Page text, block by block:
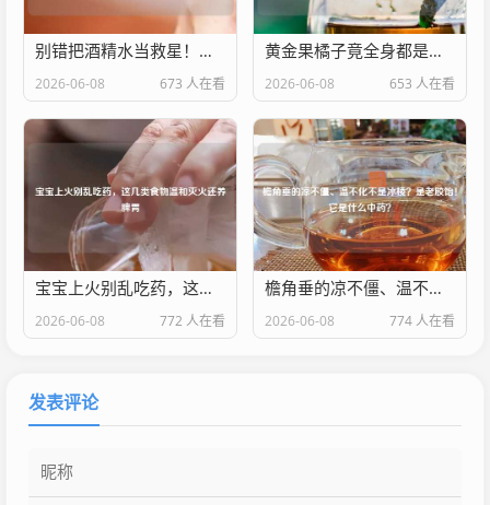
别错把酒精水当救星！真正控油缩毛孔不烂脸的收敛水，是这种肌肤调节器
2026-06-08 673 人在看
黄金果橘子竟全身都是宝！这6大功效不可不知
2026-06-08 653 人在看
宝宝上火别乱吃药，这几类食物温和灭火还养脾胃
2026-06-08 772 人在看
檐角垂的凉不僵、温不化不是冰棱？是老胶饴！它是什么中药？
2026-06-08 774 人在看
发表评论